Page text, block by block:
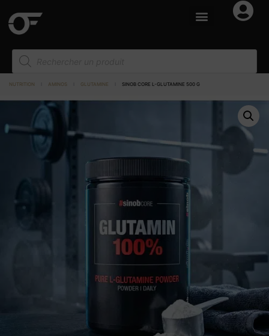
NUTRITION AMINOS GLUTAMINE SINOB CORE L-GLUTAMINE 500 G